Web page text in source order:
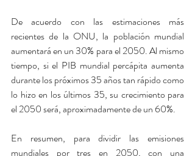
De acuerdo con las estimaciones más
recientes de la ONU, la población mundial
aumentará en un 30% para el 2050. Al mismo
tiempo, si el PIB mundial percápita aumenta
durante los próximos 35 años tan rápido como
lo hizo en los últimos 35, su crecimiento para
el 2050 será, aproximadamente de un 60%.
En resumen, para dividir las emisiones
mundiales por tres en 2050, con una